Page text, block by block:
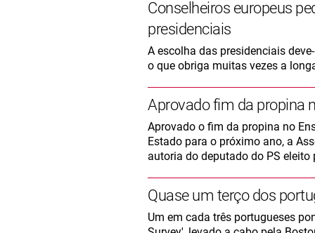
Conselheiros europeus
presidenciais
A escolha das presidenciais
o que obriga muitas vezes a
Aprovado fim da propina
Aprovado o fim da propina no
Estado para o próximo ano, a
autoria do deputado do PS
Quase um terço dos
Um em cada três portugueses